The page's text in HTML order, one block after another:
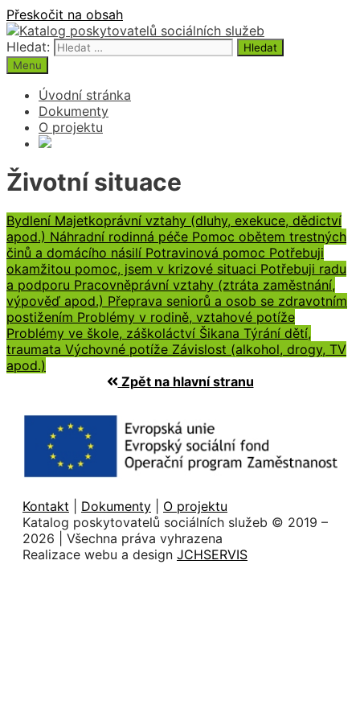
Přeskočit na obsah
Hledat:
Menu
Úvodní stránka
Dokumenty
O projektu
Životní situace
Bydlení Majetkoprávní vztahy (dluhy, exekuce, dědictví
apod.) Náhradní rodinná péče Pomoc obětem trestných
činů a domácího násilí Potravinová pomoc Potřebuji
okamžitou pomoc, jsem v krizové situaci Potřebuji radu
a podporu Pracovněprávní vztahy (ztráta zaměstnání,
výpověď apod.) Přeprava seniorů a osob se zdravotním
postižením Problémy v rodině, vztahové potíže
Problémy ve škole, záškoláctví Šikana Týrání dětí,
traumata Výchovné potíže Závislost (alkohol, drogy, TV
apod.)
Zpět na hlavní stranu
Kontakt Dokumenty
O projektu
Katalog poskytovatelů sociálních služeb © 2019 –
2026⁠ | Všechna práva vyhrazena
Realizace webu a design JCHSERVIS